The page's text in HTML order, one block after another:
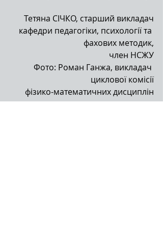
Тетяна СІЧКО, старший викладач
кафедри педагогіки, психології та
фахових методик,
член НСЖУ
Фото: Роман Ганжа, викладач
циклової комісії
фізико-математичних дисциплін